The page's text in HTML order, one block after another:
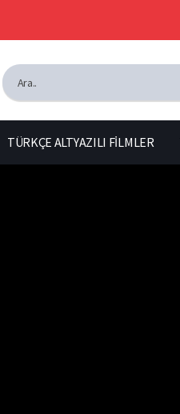
TÜRKÇE ALTYAZILI FİLMLER